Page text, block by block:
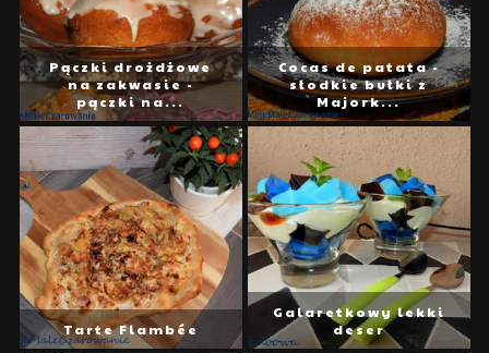
Pączki drożdżowe
na zakwasie -
pączki na...
Cocas de patata -
słodkie bułki z
Majork...
Tarte Flambée
Galaretkowy lekki
deser